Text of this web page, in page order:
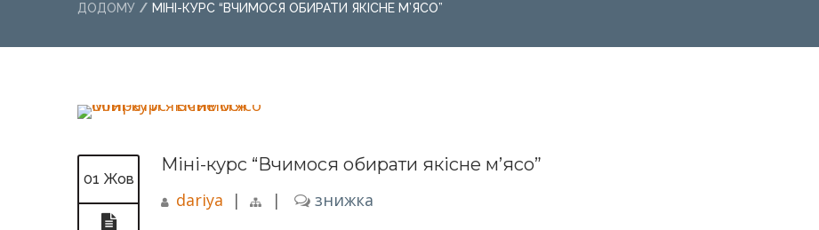
ДОДОМУ МІНІ-КУРС “ВЧИМОСЯ ОБИРАТИ ЯКІСНЕ М’ЯСО”
01 Жов
Міні-курс “Вчимося обирати якісне м’ясо”
dariya
| | знижка